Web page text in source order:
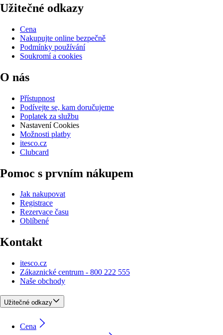
Užitečné odkazy
Cena
Nakupujte online bezpečně
Podmínky používání
Soukromí a cookies
O nás
Přístupnost
Podívejte se, kam doručujeme
Poplatek za službu
Nastavení Cookies
Možnosti platby
itesco.cz
Clubcard
Pomoc s prvním nákupem
Jak nakupovat
Registrace
Rezervace času
Oblíbené
Kontakt
itesco.cz
Zákaznické centrum - 800 222 555
Naše obchody
Užitečné odkazy
Cena